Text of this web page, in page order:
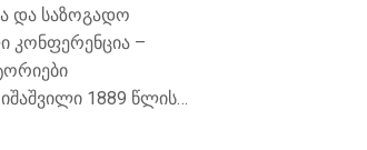
და საზოგადო
კონფერენცია –
1889 წლის…